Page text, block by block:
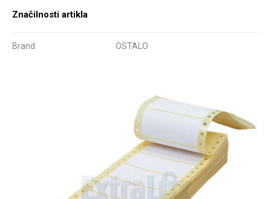
Značilnosti artikla
Brand OSTALO